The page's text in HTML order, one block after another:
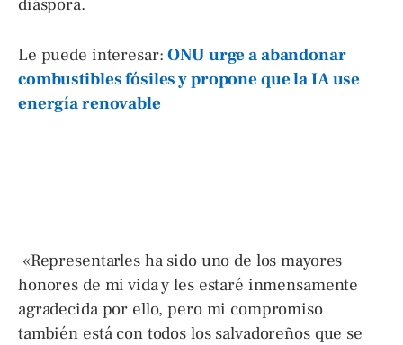
diáspora.
Le puede interesar:ONU urge a abandonar
combustibles fósiles y propone que la IA use
energía renovable
«Representarles ha sido uno de los mayores
honores de mi vida y les estaré inmensamente
agradecida por ello, pero mi compromiso
también está con todos los salvadoreños que se